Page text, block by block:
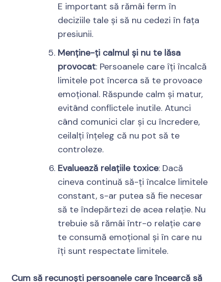
E important să rămâi ferm în
deciziile tale și să nu cedezi în fața
presiunii.
Menține-ți calmul și nu te lăsa
provocat: Persoanele care îți încalcă
limitele pot încerca să te provoace
emoțional. Răspunde calm și matur,
evitând conflictele inutile. Atunci
când comunici clar și cu încredere,
ceilalți înțeleg că nu pot să te
controleze.
Evaluează relațiile toxice: Dacă
cineva continuă să-ți încalce limitele
constant, s-ar putea să fie necesar
să te îndepărtezi de acea relație. Nu
trebuie să rămâi într-o relație care
te consumă emoțional și în care nu
îți sunt respectate limitele.
Cum să recunoști persoanele care încearcă să